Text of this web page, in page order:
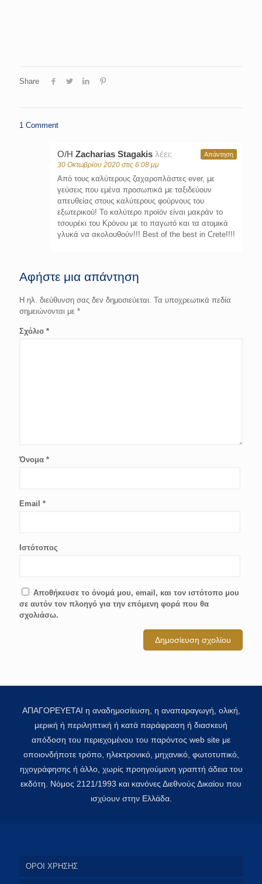
Share
1 Comment
Ο/Η Zacharias Stagakis λέει:
30 Οκτωβρίου 2020 στις 6:08 μμ
Από τους καλύτερους ζαχαροπλάστες ever, με
γεύσεις που εμένα προσωπικά με ταξιδεύουν
απευθείας στους καλύτερους φούρνους του
εξωτερικού! Το καλύτερο προϊόν είναι μακράν το
τσουρέκι του Κρόνου με το παγωτό και τα ατομικά
γλυκά να ακολουθούν!!! Best of the best in Crete!!!!
Απάντηση
Αφήστε μια απάντηση
Η ηλ. διεύθυνση σας δεν δημοσιεύεται. Τα υποχρεωτικά πεδία
σημειώνονται με *
Σχόλιο *
Όνομα *
Email *
Ιστότοπος
Αποθήκευσε το όνομά μου, email, και τον ιστότοπο μου
σε αυτόν τον πλοηγό για την επόμενη φορά που θα
σχολιάσω.
ΑΠΑΓΟΡΕΥΕΤΑΙ η αναδημοσίευση, η αναπαραγωγή, ολική,
μερική ή περιληπτική ή κατά παράφραση ή διασκευή
απόδοση του περιεχομένου του παρόντος web site με
οποιονδήποτε τρόπο, ηλεκτρονικό, μηχανικό, φωτοτυπικό,
ηχογράφησης ή άλλο, χωρίς προηγούμενη γραπτή άδεια του
εκδότη. Νόμος 2121/1993 και κανόνες Διεθνούς Δικαίου που
ισχύουν στην Ελλάδα.
ΟΡΟΙ ΧΡΗΣΗΣ